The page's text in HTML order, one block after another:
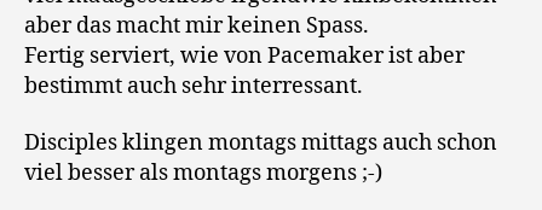
aber das macht mir keinen Spass.
Fertig serviert, wie von Pacemaker ist aber
bestimmt auch sehr interressant.
Disciples klingen montags mittags auch schon
viel besser als montags morgens ;-)